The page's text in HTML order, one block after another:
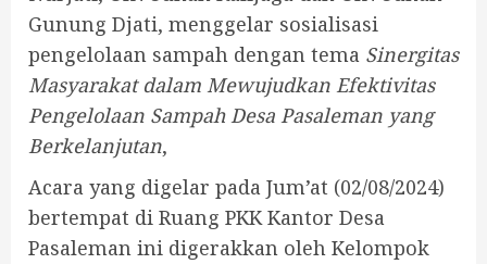
Gunung Djati, menggelar sosialisasi
pengelolaan sampah dengan tema Sinergitas
Masyarakat dalam Mewujudkan Efektivitas
Pengelolaan Sampah Desa Pasaleman yang
Berkelanjutan,
Acara yang digelar pada Jum’at (02/08/2024)
bertempat di Ruang PKK Kantor Desa
Pasaleman ini digerakkan oleh Kelompok